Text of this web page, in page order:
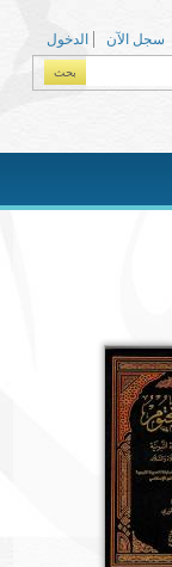
الدخول
سجل الآن